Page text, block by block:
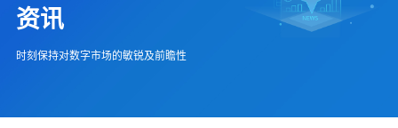
资讯
时刻保持对数字市场的敏锐及前瞻性